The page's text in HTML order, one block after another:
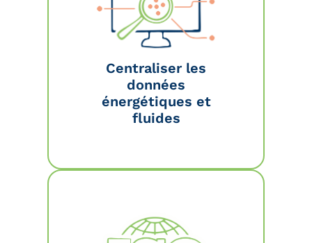
Centraliser les
données
énergétiques et
fluides